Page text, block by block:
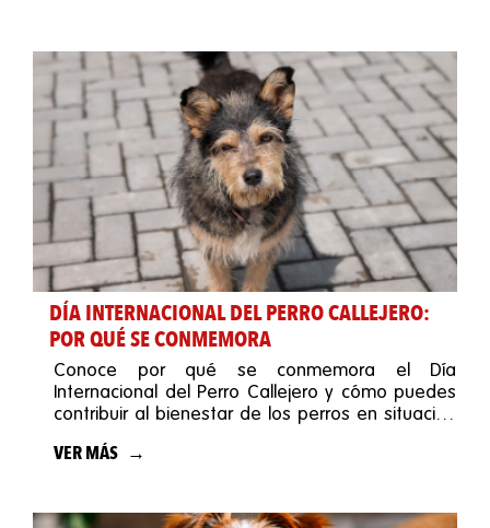
DÍA INTERNACIONAL DEL PERRO CALLEJERO:
POR QUÉ SE CONMEMORA
Conoce por qué se conmemora el Día
Internacional del Perro Callejero y cómo puedes
contribuir al bienestar de los perros en situación
VER MÁS